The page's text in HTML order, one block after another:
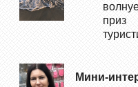
приз
Мини-